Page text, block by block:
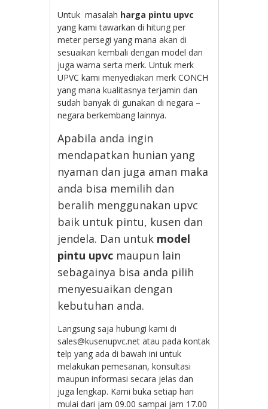
Untuk masalah harga pintu upvc
yang kami tawarkan di hitung per
meter persegi yang mana akan di
sesuaikan kembali dengan model dan
juga warna serta merk. Untuk merk
UPVC kami menyediakan merk CONCH
yang mana kualitasnya terjamin dan
sudah banyak di gunakan di negara –
negara berkembang lainnya.
Apabila anda ingin
mendapatkan hunian yang
nyaman dan juga aman maka
anda bisa memilih dan
beralih menggunakan upvc
baik untuk pintu, kusen dan
jendela. Dan untuk model
pintu upvc maupun lain
sebagainya bisa anda pilih
menyesuaikan dengan
kebutuhan anda.
Langsung saja hubungi kami di
sales@kusenupvc.net atau pada kontak
telp yang ada di bawah ini untuk
melakukan pemesanan, konsultasi
maupun informasi secara jelas dan
juga lengkap. Kami buka setiap hari
mulai dari jam 09.00 sampai jam 17.00